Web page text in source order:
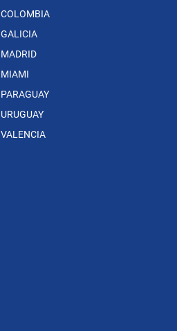
COLOMBIA
GALICIA
MADRID
MIAMI
PARAGUAY
URUGUAY
VALENCIA